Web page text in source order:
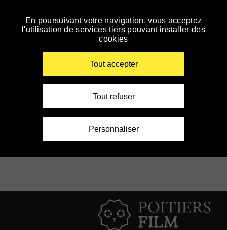
Accéder
Renseigner vos mots clés
Échauffements
collectifs
Filtrer par édition
En poursuivant votre navigation, vous acceptez
l'utilisation de services tiers pouvant installer des
cookies
Tout accepter
Tout refuser
Personnaliser